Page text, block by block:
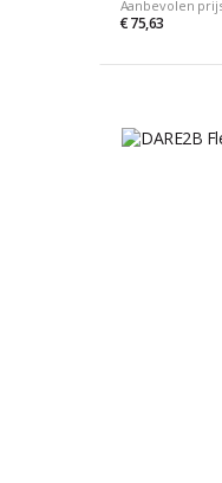
Aanbevolen
€ 75,63